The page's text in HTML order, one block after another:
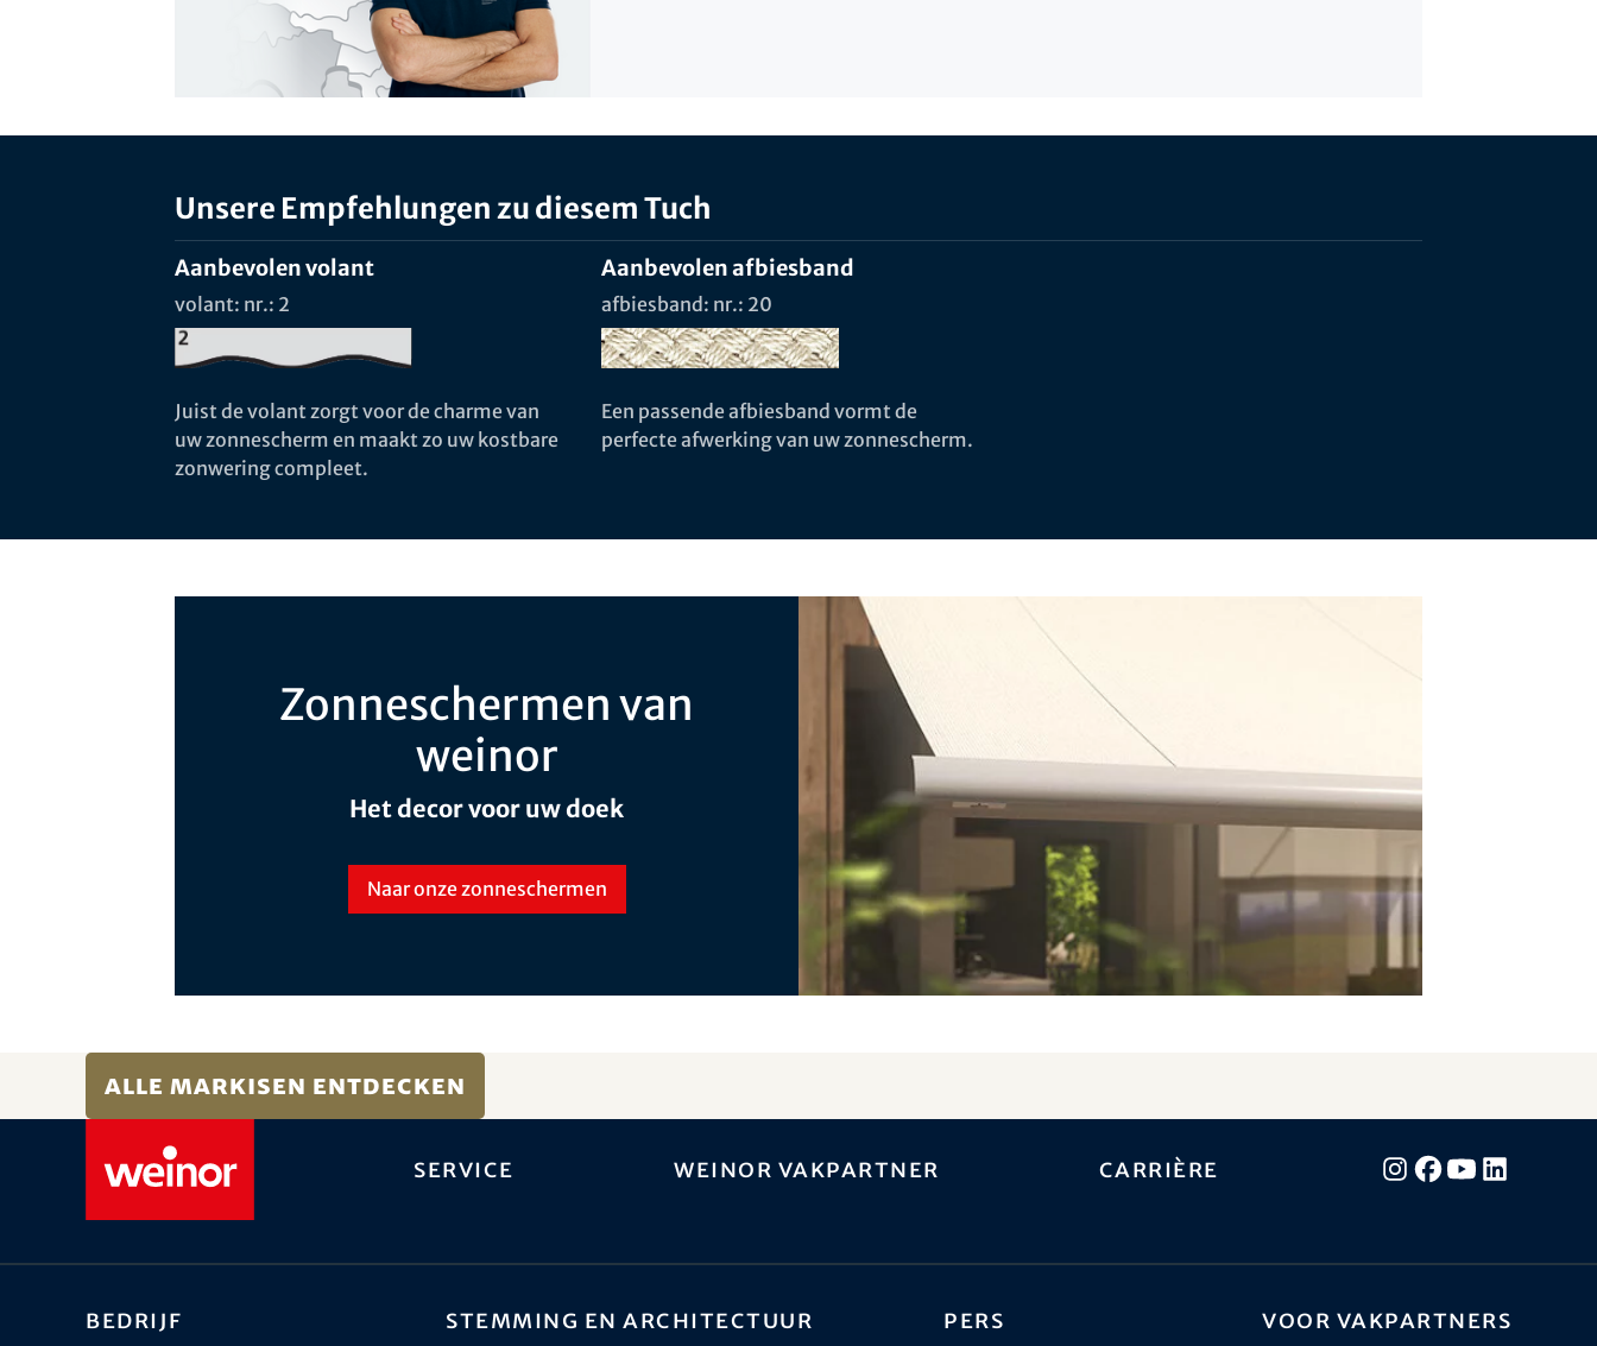
Unsere Empfehlungen zu diesem Tuch
Aanbevolen volant
volant: nr.: 2
Juist de volant zorgt voor de charme van
uw zonnescherm en maakt zo uw kostbare
zonwering compleet.
Aanbevolen afbiesband
afbiesband: nr.: 20
Een passende afbiesband vormt de
perfecte afwerking van uw zonnescherm.
Zonneschermen van
weinor
Het decor voor uw doek
Naar onze zonneschermen
Alle Markisen entdecken
Service weinor vakpartner Carrière
Bedrijf Stemming en architectuur Pers Voor vakpartners